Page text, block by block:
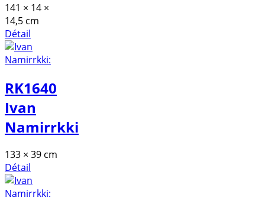
141 × 14 ×
14,5 cm
Détail
RK1640
Ivan
Namirrkki
133 × 39 cm
Détail